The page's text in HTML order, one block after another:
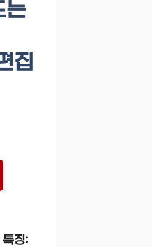
는
집
특징: